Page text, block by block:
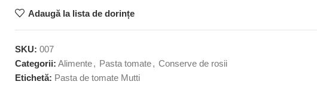
Adaugă la lista de dorințe
SKU:007
Categorii: Alimente, Pasta tomate, Conserve de rosii
Etichetă: Pasta de tomate Mutti